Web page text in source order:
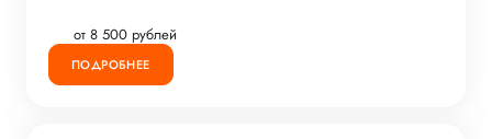
от 8 500 рублей
ПОДРОБНЕЕ